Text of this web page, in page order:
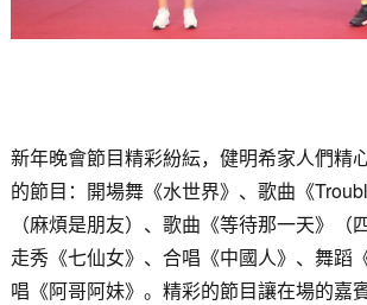
新年晚會節目精彩紛紜，健明希家人們精
的節目：開場舞《水世界》、歌曲《
（麻煩是朋友）、歌曲《等待那一天》（
走秀《七仙女》、合唱《中國人》、舞蹈
唱《阿哥阿妹》。精彩的節目讓在場的嘉